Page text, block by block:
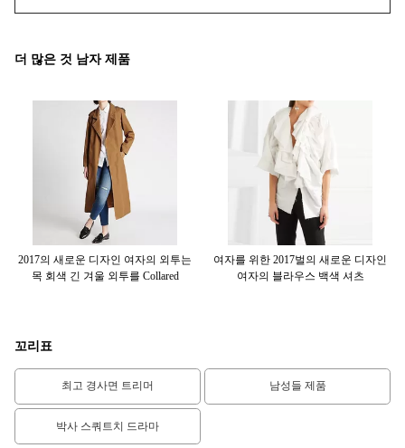
더 많은 것 남자 제품
2017의 새로운 디자인 여자의 외투는
목 회색 긴 겨울 외투를 Collared
여자를 위한 2017벌의 새로운 디자인
여자의 블라우스 백색 셔츠
꼬리표
최고 경사면 트리머 남성들 제품
박사 스쿼트치 드라마